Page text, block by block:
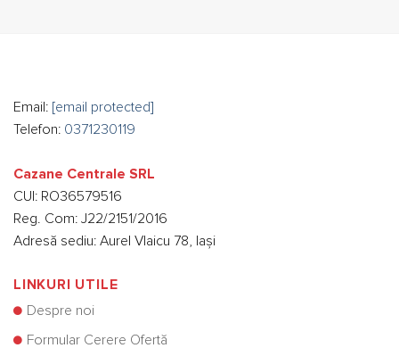
Email: [email protected]
Telefon: 0371230119
Cazane Centrale SRL
CUI: RO36579516
Reg. Com: J22/2151/2016
Adresă sediu: Aurel Vlaicu 78, Iași
LINKURI UTILE
Despre noi
Formular Cerere Ofertă